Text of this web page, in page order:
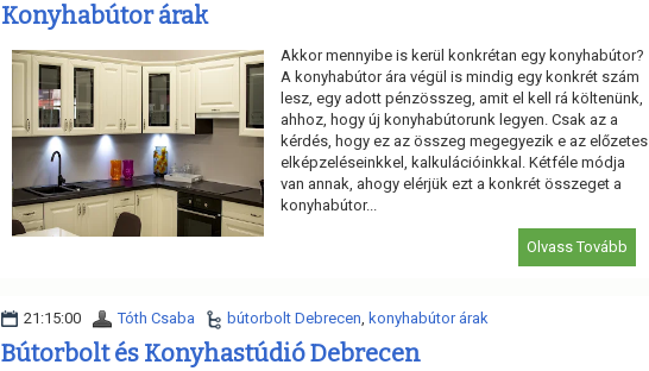
Konyhabútor árak
Akkor mennyibe is kerül konkrétan egy konyhabútor?
A konyhabútor ára végül is mindig egy konkrét szám
lesz, egy adott pénzösszeg, amit el kell rá költenünk,
ahhoz, hogy új konyhabútorunk legyen. Csak az a
kérdés, hogy ez az összeg megegyezik e az előzetes
elképzeléseinkkel, kalkulációinkkal. Kétféle módja
van annak, ahogy elérjük ezt a konkrét összeget a
konyhabútor...
Olvass Tovább
21:15:00 Tóth Csaba bútorbolt Debrecen, konyhabútor árak
Bútorbolt és Konyhastúdió Debrecen